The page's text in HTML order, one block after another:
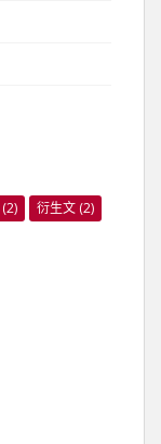
(2) 衍生文 (2)